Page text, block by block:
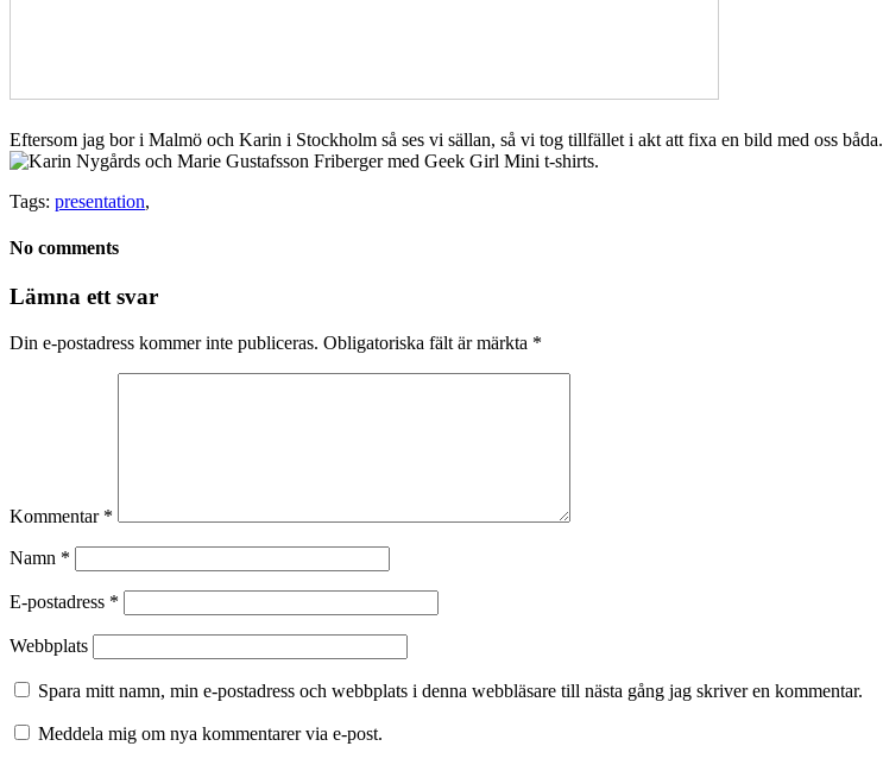
Eftersom jag bor i Malmö och Karin i Stockholm så ses vi sällan, så vi tog tillfället i akt att fixa en bild med oss båda.
Tags: presentation,
No comments
Lämna ett svar
Din e-postadress kommer inte publiceras. Obligatoriska fält är märkta *
Kommentar *
Namn *
E-postadress *
Webbplats
Spara mitt namn, min e-postadress och webbplats i denna webbläsare till nästa gång jag skriver en kommentar.
Meddela mig om nya kommentarer via e-post.